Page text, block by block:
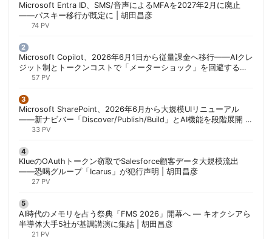
Microsoft Entra ID、SMS/音声によるMFAを2027年2月に廃止
——パスキー移行が既定に | 胡田昌彦
74 PV
Microsoft Copilot、2026年6月1日から従量課金へ移行——AIクレ
ジット制とトークンコストで「メーターショック」を回避する方
法 | 胡田昌彦
57 PV
Microsoft SharePoint、2026年6月から大規模UIリニューアル
——新ナビバー「Discover/Publish/Build」とAI機能を段階展開 |
胡田昌彦
33 PV
KlueのOAuthトークン窃取でSalesforce顧客データ大規模流出
——恐喝グループ「Icarus」が犯行声明 | 胡田昌彦
27 PV
AI時代のメモリを占う祭典「FMS 2026」開幕へ ― キオクシアら
半導体大手5社が基調講演に集結 | 胡田昌彦
21 PV